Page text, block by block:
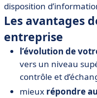
disposition
Les avantages
entreprise
l’évolution de
vers un niveau
contrôle et
mieux répondre